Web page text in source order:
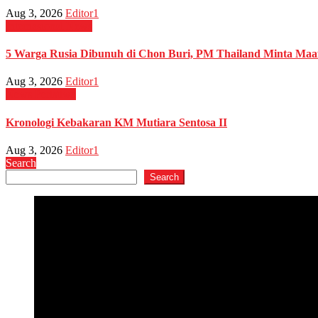
Aug 3, 2026 Editor1
5 Warga Rusia Dibunuh di Chon Buri, PM Thailand Minta
Aug 3, 2026 Editor1
Kronologi Kebakaran KM Mutiara Sentosa II
Aug 3, 2026 Editor1
Search
Search